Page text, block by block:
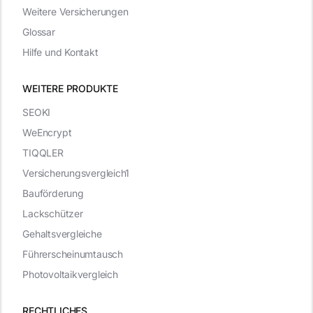
WEITERE PRODUKTE
Weitere Versicherungen
Glossar
Hilfe und Kontakt
SEOKI
WeEncrypt
TIQQLER
Versicherungsvergleich1
Bauförderung
Lackschützer
Gehaltsvergleiche
Führerscheinumtausch
Photovoltaikvergleich